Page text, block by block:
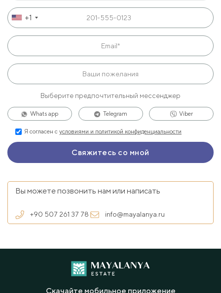
+1
Выберите предпочтительный мессенджер
Whats app Telegram Viber
Я согласен с условиями и политикой конфиденциальности
Вы можете позвонить нам или написать
+90 507 261 37 78 info@mayalanya.ru
Скачайте мобильное приложение